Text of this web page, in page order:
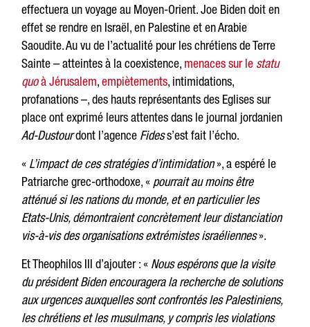
effectuera un voyage au Moyen-Orient. Joe Biden doit en
effet se rendre en Israël, en Palestine et en Arabie
Saoudite. Au vu de l’actualité pour les chrétiens de Terre
Sainte – atteintes à la coexistence, menaces sur le statu
quoà Jérusalem,empiètements, intimidations,
profanations –, des hauts représentants des Eglises sur
place ont exprimé leurs attentes dans le journal jordanien
Ad-Dustourdont l’agence Fidess’est fait l’écho.
« L’impact de ces stratégies d’intimidation», a espéré le
Patriarche grec-orthodoxe, « pourrait au moins être
atténué si les nations du monde, et en particulier les
Etats-Unis, démontraient concrètement leur distanciation
vis-à-vis des organisations extrémistes israéliennes».
Et Theophilos III d’ajouter : « Nous espérons que la visite
du président Biden encouragera la recherche de solutions
aux urgences auxquelles sont confrontés les Palestiniens,
les chrétiens et les musulmans, y compris les violations